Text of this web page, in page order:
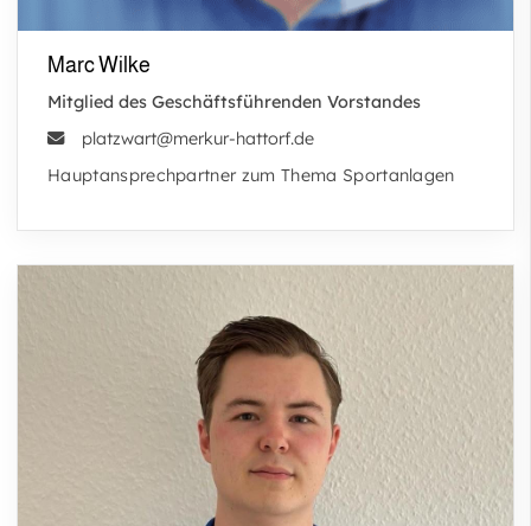
Marc Wilke
Mitglied des Geschäftsführenden Vorstandes
platzwart@merkur-hattorf.de
Hauptansprechpartner zum Thema Sportanlagen